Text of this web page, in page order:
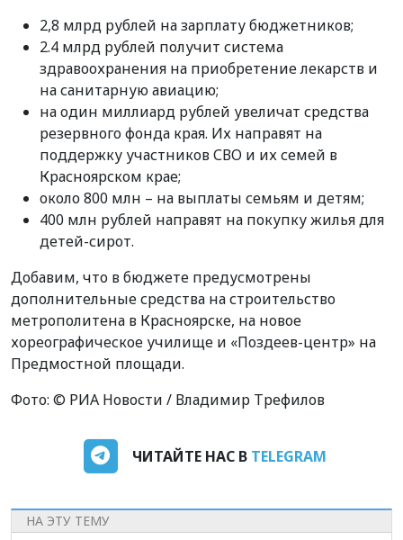
2,8 млрд рублей на зарплату бюджетников;
2.4 млрд рублей получит система
здравоохранения на приобретение лекарств и
на санитарную авиацию;
на один миллиард рублей увеличат средства
резервного фонда края. Их направят на
поддержку участников СВО и их семей в
Красноярском крае;
около 800 млн – на выплаты семьям и детям;
400 млн рублей направят на покупку жилья для
детей-сирот.
Добавим, что в бюджете предусмотрены
дополнительные средства на строительство
метрополитена в Красноярске, на новое
хореографическое училище и «Поздеев-центр» на
Предмостной площади.
Фото: © РИА Новости / Владимир Трефилов
ЧИТАЙТЕ НАС В TELEGRAM
НА ЭТУ ТЕМУ